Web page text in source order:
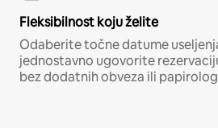
Fleksibilnost koju želite
Odaberite točne datume
jednostavno ugovorite
bez dodatnih obveza ili